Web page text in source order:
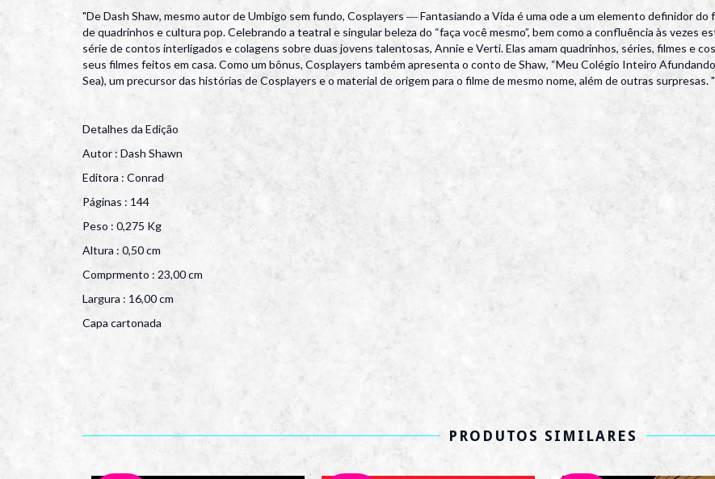
"De Dash Shaw, mesmo autor de Umbigo sem fundo, Cosplayers ― Fantasiando a Vida é uma ode a um elemento definidor
de quadrinhos e cultura pop. Celebrando a teatral e singular beleza do “faça você mesmo”, bem como a confluência às vezes
série de contos interligados e colagens sobre duas jovens talentosas, Annie e Verti. Elas amam quadrinhos, séries, filmes e
seus filmes feitos em casa. Como um bônus, Cosplayers também apresenta o conto de Shaw, “Meu Colégio Inteiro
Sea), um precursor das histórias de Cosplayers e o material de origem para o filme de mesmo nome, além de outras surpresas. "
Detalhes da Edição
Autor : Dash Shawn
Editora : Conrad
Páginas : 144
Peso : 0,275 Kg
Altura : 0,50 cm
Comprmento : 23,00 cm
Largura : 16,00 cm
Capa cartonada
PRODUTOS SIMILARES